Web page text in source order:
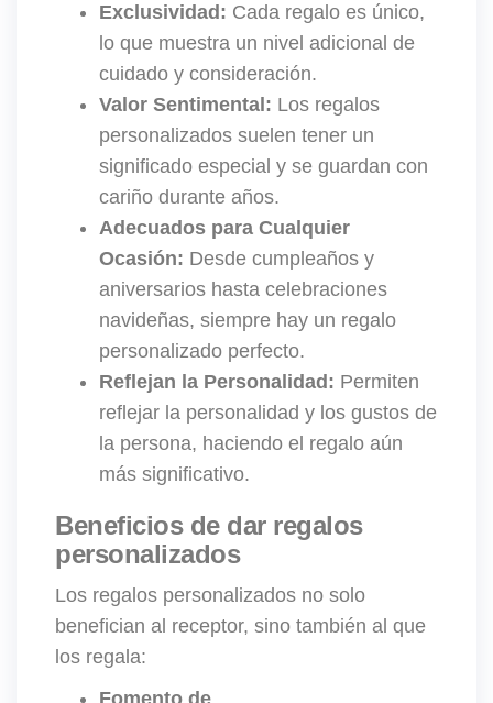
Exclusividad: Cada regalo es único,
lo que muestra un nivel adicional de
cuidado y consideración.
Valor Sentimental: Los regalos
personalizados suelen tener un
significado especial y se guardan con
cariño durante años.
Adecuados para Cualquier
Ocasión: Desde cumpleaños y
aniversarios hasta celebraciones
navideñas, siempre hay un regalo
personalizado perfecto.
Reflejan la Personalidad: Permiten
reflejar la personalidad y los gustos de
la persona, haciendo el regalo aún
más significativo.
Beneficios de dar regalos
personalizados
Los regalos personalizados no solo
benefician al receptor, sino también al que
los regala:
Fomento de